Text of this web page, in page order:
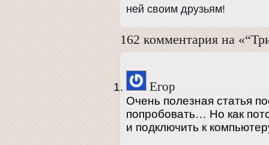
ней своим друзьям!
162 комментария на
Егор
Очень полезная статья
попробовать… Но как
и подключить к